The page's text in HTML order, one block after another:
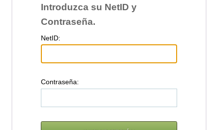
Introduzca su NetID y
Contraseña.
NetID:
Contraseña: